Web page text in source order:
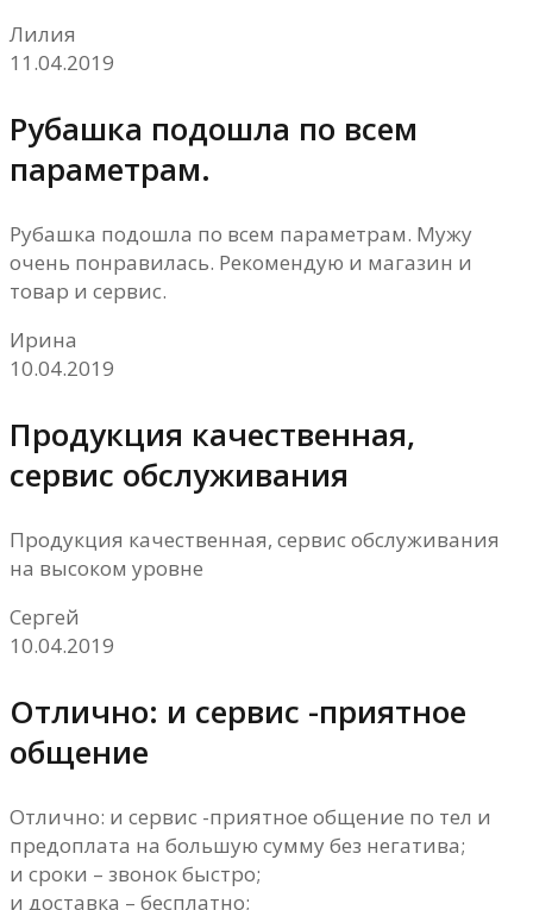
Лилия
11.04.2019
Рубашка подошла по всем
параметрам.
Рубашка подошла по всем параметрам. Мужу
очень понравилась. Рекомендую и магазин и
товар и сервис.
Ирина
10.04.2019
Продукция качественная,
сервис обслуживания
Продукция качественная, сервис обслуживания
на высоком уровне
Сергей
10.04.2019
Отлично: и сервис -приятное
общение
Отлично: и сервис -приятное общение по тел и
предоплата на большую сумму без негатива;
и сроки – звонок быстро;
и доставка – бесплатно;